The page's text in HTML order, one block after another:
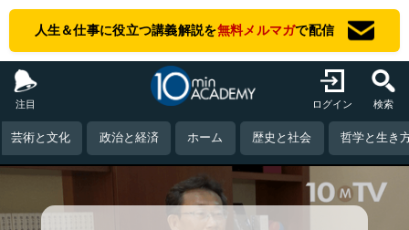
人生＆仕事に役立つ講義解説を無料メルマガで配信
注目 ログイン 検索
芸術と文化 政治と経済 ホーム 歴史と社会 哲学と生き